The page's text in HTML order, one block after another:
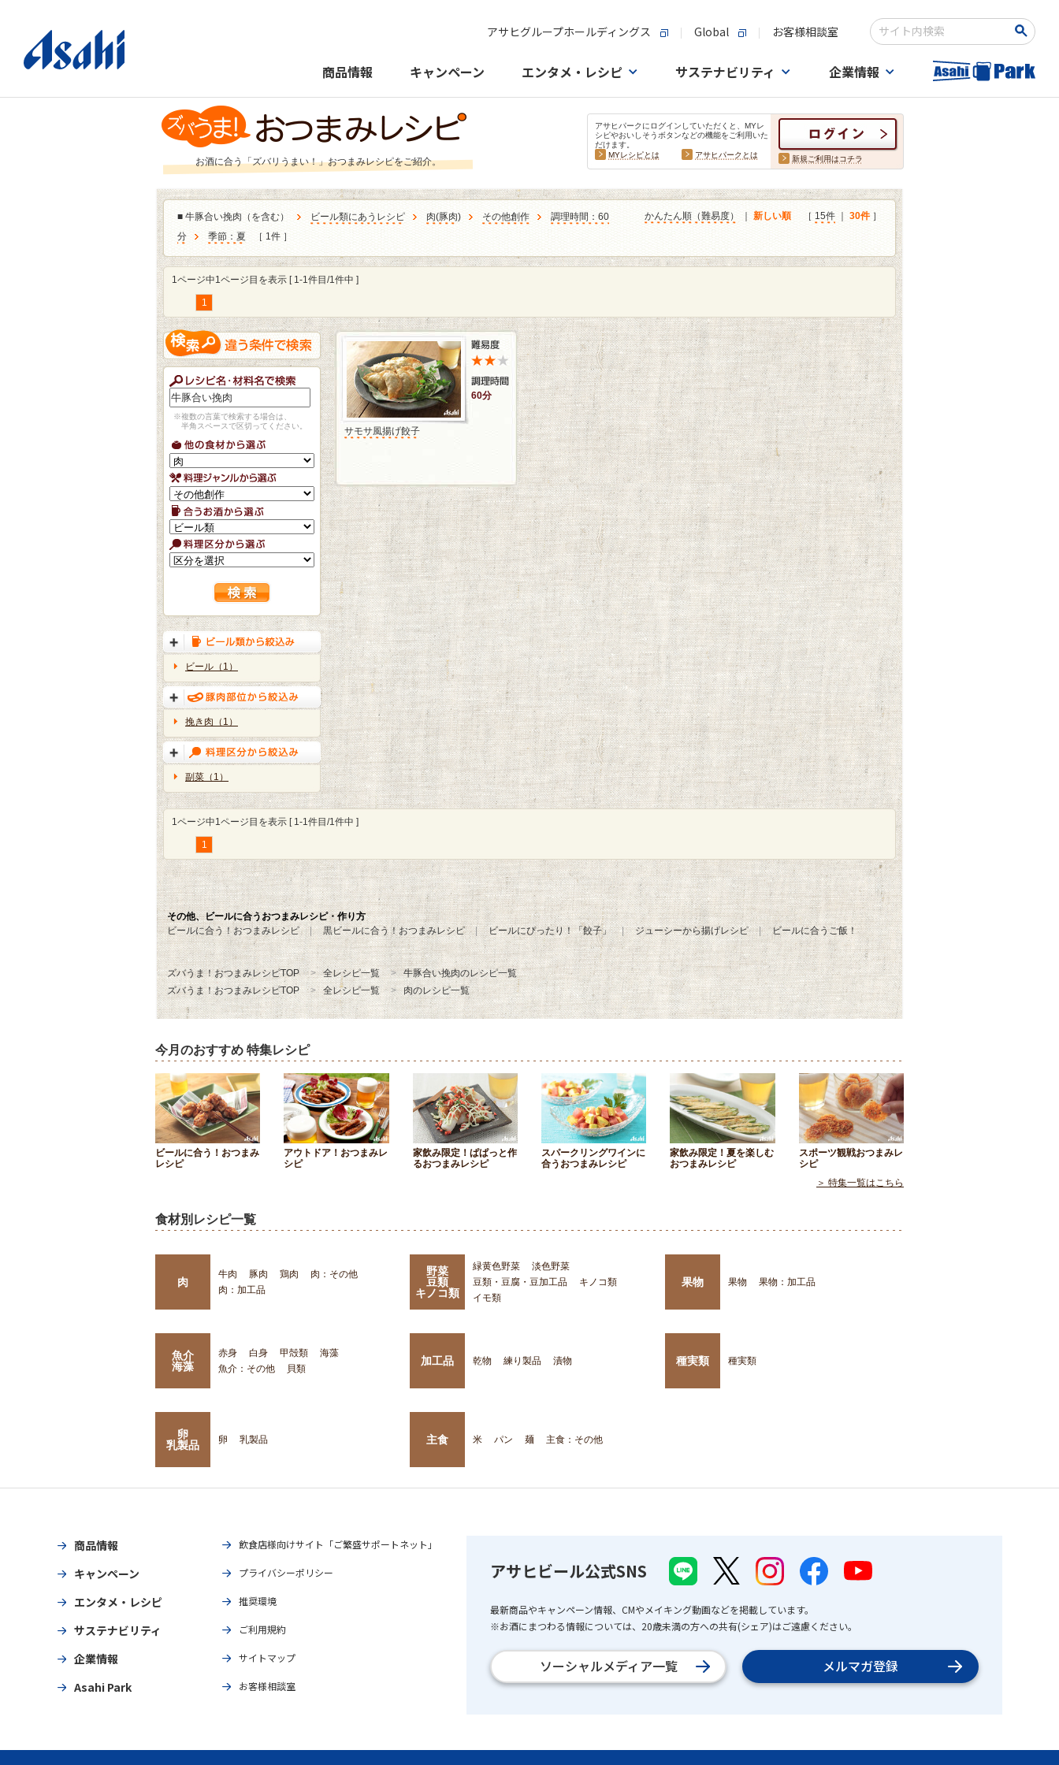
アサヒグループホールディングス Global お客様相談室
検索キーワード入力
商品情報 キャンペーン エンタメ・レシピ サステナビリティ 企業情報
お酒に合う「ズバリうまい！」おつまみレシピをご紹介。
アサヒパークにログインしていただくと、MYレ
シピやおいしそうボタンなどの機能をご利用いた
だけます。
MYレシピとは
アサヒパークとは 新規ご利用はコチラ
■ 牛豚合い挽肉（を含む） ビール類にあうレシピ 肉(豚肉) その他創作
調理時間：60
分
季節：夏 ［ 1件 ］
かんたん順（難易度） 新しい順 ［ 15件 30件 ］
1ページ中1ページ目を表示 [ 1-1件目/1件中 ]
1
※複数の言葉で検索する場合は、
半角スペースで区切ってください。
ビール（1）
挽き肉（1）
副菜（1）
60分
サモサ風揚げ餃子
1ページ中1ページ目を表示 [ 1-1件目/1件中 ]
1
その他、ビールに合うおつまみレシピ・作り方
ビールに合う！おつまみレシピ
黒ビールに合う！おつまみレシピ ビールにぴったり！「餃子」 ジューシーから揚げレシピ ビールに合うご飯！
ズバうま！おつまみレシピTOP 全レシピ一覧
牛豚合い挽肉のレシピ一覧
ズバうま！おつまみレシピTOP
全レシピ一覧 肉のレシピ一覧
今月のおすすめ 特集レシピ
ビールに合う！おつまみ
レシピ
アウトドア！おつまみレ
シピ
家飲み限定！ぱぱっと作
るおつまみレシピ
スパークリングワインに
合うおつまみレシピ
家飲み限定！夏を楽しむ
おつまみレシピ
スポーツ観戦おつまみレ
シピ
＞ 特集一覧はこちら
食材別レシピ一覧
肉
牛肉 豚肉 鶏肉
肉：その他
肉：加工品
野菜
豆類
キノコ類
緑黄色野菜
淡色野菜
豆類・豆腐・豆加工品
キノコ類
イモ類
果物 果物 果物：加工品
魚介
海藻
赤身 白身 甲殻類
海藻
魚介：その他
貝類
加工品 乾物 練り製品 漬物 種実類 種実類
卵
乳製品
卵 乳製品 主食 米 パン 麺 主食：その他
商品情報
キャンペーン
エンタメ・レシピ
サステナビリティ
企業情報
Asahi Park
飲食店様向けサイト「ご繁盛サポートネット」
プライバシーポリシー
推奨環境
ご利用規約
サイトマップ
お客様相談室
アサヒビール公式SNS
最新商品やキャンペーン情報、CMやメイキング動画などを掲載しています。
※お酒にまつわる情報については、20歳未満の方への共有(シェア)はご遠慮ください。
ソーシャルメディア一覧 メルマガ登録